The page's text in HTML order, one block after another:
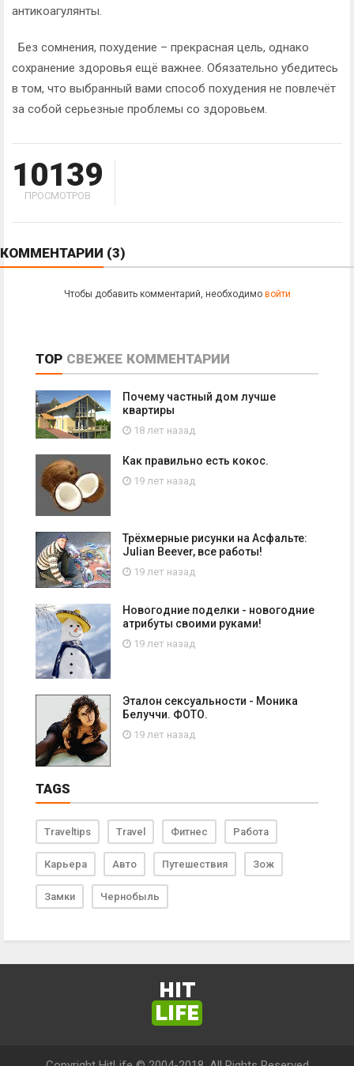
антикоагулянты.
Без сомнения, похудение – прекрасная цель, однако
сохранение здоровья ещё важнее. Обязательно убедитесь
в том, что выбранный вами способ похудения не повлечёт
за собой серьезные проблемы со здоровьем.
10139
ПРОСМОТРОВ
КОММЕНТАРИИ (3)
Чтобы добавить комментарий, необходимо войти
TOP СВЕЖЕЕ КОММЕНТАРИИ
Почему частный дом лучше
квартиры
18 лет назад
Как правильно есть кокос.
19 лет назад
Трёхмерные рисунки на Асфальте:
Julian Beever, все работы!
19 лет назад
Новогодние поделки - новогодние
атрибуты своими руками!
19 лет назад
Эталон сексуальности - Моника
Белуччи. ФОТО.
19 лет назад
TAGS
Traveltips Travel Фитнес Работа
Карьера Авто Путешествия Зож
Замки Чернобыль
HIT
LIFE